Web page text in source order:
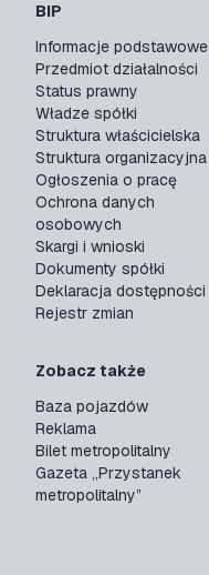
BIP
Informacje podstawowe
Przedmiot działalności
Status prawny
Władze spółki
Struktura właścicielska
Struktura organizacyjna
Ogłoszenia o pracę
Ochrona danych
osobowych
Skargi i wnioski
Dokumenty spółki
Deklaracja dostępności
Rejestr zmian
Zobacz także
Baza pojazdów
Reklama
Bilet metropolitalny
Gazeta „Przystanek
metropolitalny”